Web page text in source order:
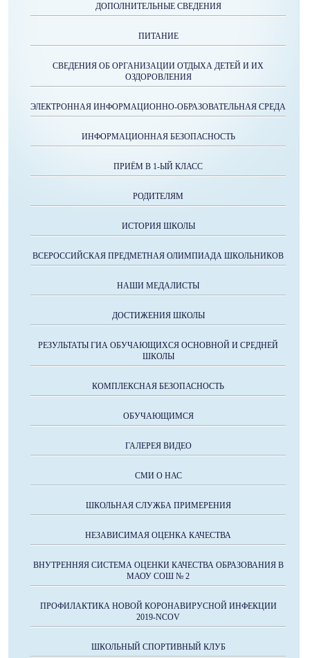
ДОПОЛНИТЕЛЬНЫЕ СВЕДЕНИЯ
ПИТАНИЕ
СВЕДЕНИЯ ОБ ОРГАНИЗАЦИИ ОТДЫХА ДЕТЕЙ И ИХ
ОЗДОРОВЛЕНИЯ
ЭЛЕКТРОННАЯ ИНФОРМАЦИОННО-ОБРАЗОВАТЕЛЬНАЯ СРЕДА
ИНФОРМАЦИОННАЯ БЕЗОПАСНОСТЬ
ПРИЁМ В 1-ЫЙ КЛАСС
РОДИТЕЛЯМ
ИСТОРИЯ ШКОЛЫ
ВСЕРОССИЙСКАЯ ПРЕДМЕТНАЯ ОЛИМПИАДА ШКОЛЬНИКОВ
НАШИ МЕДАЛИСТЫ
ДОСТИЖЕНИЯ ШКОЛЫ
РЕЗУЛЬТАТЫ ГИА ОБУЧАЮЩИХСЯ ОСНОВНОЙ И СРЕДНЕЙ
ШКОЛЫ
КОМПЛЕКСНАЯ БЕЗОПАСНОСТЬ
ОБУЧАЮЩИМСЯ
ГАЛЕРЕЯ ВИДЕО
СМИ О НАС
ШКОЛЬНАЯ СЛУЖБА ПРИМЕРЕНИЯ
НЕЗАВИСИМАЯ ОЦЕНКА КАЧЕСТВА
ВНУТРЕННЯЯ СИСТЕМА ОЦЕНКИ КАЧЕСТВА ОБРАЗОВАНИЯ В
МАОУ СОШ № 2
ПРОФИЛАКТИКА НОВОЙ КОРОНАВИРУСНОЙ ИНФЕКЦИИ
2019-NCOV
ШКОЛЬНЫЙ СПОРТИВНЫЙ КЛУБ